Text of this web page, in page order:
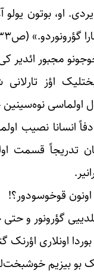
او، بوتون
گؤرونوردو.» (ص۱۳۳)
مجبور ائدیر
اؤز تارلانی
اولماسی
انسانا نصیب
تدریجاً
قوخوسودور؟!
گؤرونور و
اونلاری اؤرنک
بو بیزیم